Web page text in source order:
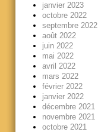
janvier 2023
octobre 2022
septembre 2022
août 2022
juin 2022
mai 2022
avril 2022
mars 2022
février 2022
janvier 2022
décembre 2021
novembre 2021
octobre 2021